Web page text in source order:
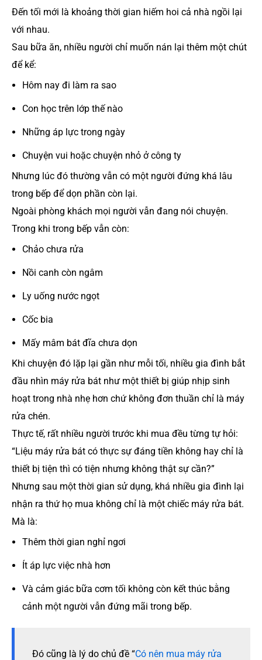
Đến tối mới là khoảng thời gian hiếm hoi cả nhà ngồi lại
với nhau.
Sau bữa ăn, nhiều người chỉ muốn nán lại thêm một chút
để kể:
Hôm nay đi làm ra sao
Con học trên lớp thế nào
Những áp lực trong ngày
Chuyện vui hoặc chuyện nhỏ ở công ty
Nhưng lúc đó thường vẫn có một người đứng khá lâu
trong bếp để dọn phần còn lại.
Ngoài phòng khách mọi người vẫn đang nói chuyện.
Trong khi trong bếp vẫn còn:
Chảo chưa rửa
Nồi canh còn ngâm
Ly uống nước ngọt
Cốc bia
Mấy mâm bát đĩa chưa dọn
Khi chuyện đó lặp lại gần như mỗi tối, nhiều gia đình bắt
đầu nhìn máy rửa bát như một thiết bị giúp nhịp sinh
hoạt trong nhà nhẹ hơn chứ không đơn thuần chỉ là máy
rửa chén.
Thực tế, rất nhiều người trước khi mua đều từng tự hỏi:
“Liệu máy rửa bát có thực sự đáng tiền không hay chỉ là
thiết bị tiện thì có tiện nhưng không thật sự cần?”
Nhưng sau một thời gian sử dụng, khá nhiều gia đình lại
nhận ra thứ họ mua không chỉ là một chiếc máy rửa bát.
Mà là:
Thêm thời gian nghỉ ngơi
Ít áp lực việc nhà hơn
Và cảm giác bữa cơm tối không còn kết thúc bằng
cảnh một người vẫn đứng mãi trong bếp.
Đó cũng là lý do chủ đề “Có nên mua máy rửa